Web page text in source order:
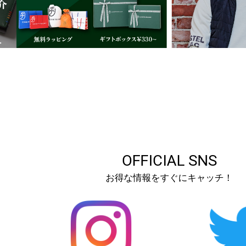
OFFICIAL SNS
お得な情報をすぐにキャッチ！